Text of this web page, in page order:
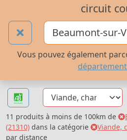
circuit
Vous pouvez également
11 produits à moins de 100km de
(21310) dans la catégorie Viande,
par distance